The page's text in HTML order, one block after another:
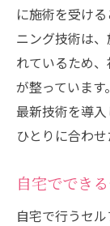
に施術を受け
ニング技術は
れているため
が整っていま
最新技術を導
ひとりに合わせ
自宅ででき
自宅で行うセ